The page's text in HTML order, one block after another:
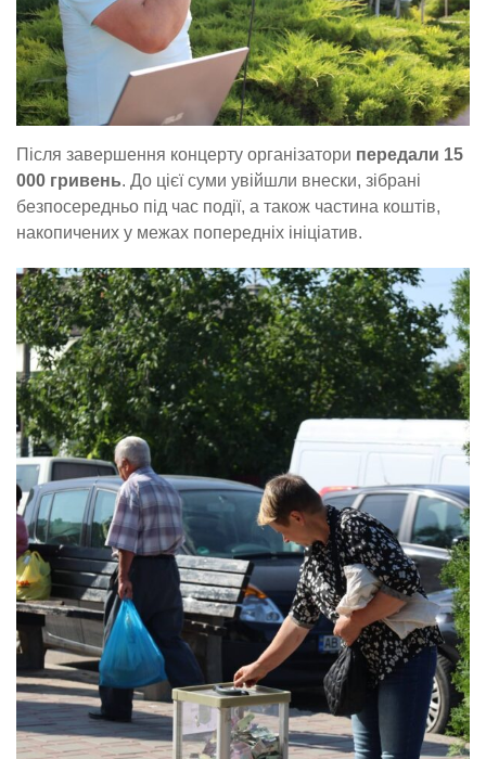
Після завершення концерту організатори передали 15
000 гривень. До цієї суми увійшли внески, зібрані
безпосередньо під час події, а також частина коштів,
накопичених у межах попередніх ініціатив.